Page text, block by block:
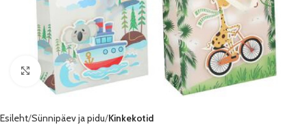
Vaata pilti
Esileht Sünnipäev ja pidu Kinkekotid